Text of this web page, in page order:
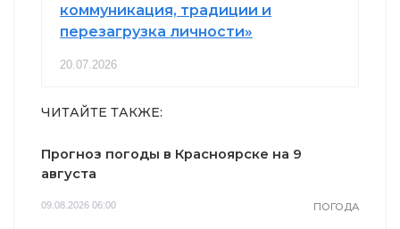
коммуникация, традиции и
перезагрузка личности»
20.07.2026
ЧИТАЙТЕ ТАКЖЕ:
Прогноз погоды в Красноярске на 9
августа
09.08.2026 06:00 ПОГОДА